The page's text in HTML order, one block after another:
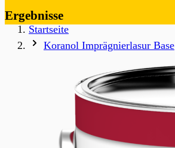
Ergebnisse
Startseite
Koranol Imprägnierlasur Base